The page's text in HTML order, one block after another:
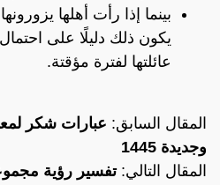
بينما إذا رأت أهلها
يكون ذلك دليلًا على
عائلتها لفترة مؤقتة.
المقال السابق: عبارات شكر
وجديدة 1445
المقال التالي:تفسير رؤية